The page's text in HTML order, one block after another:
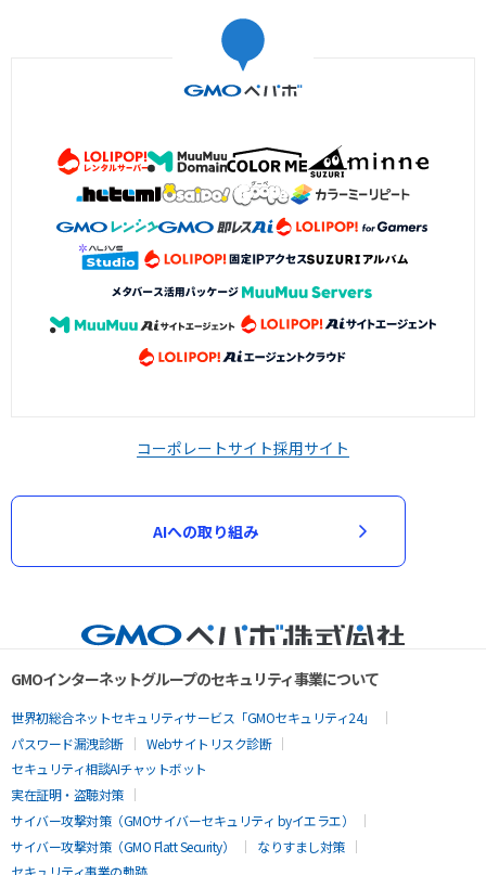
コーポレートサイト採用サイト
AIへの取り組み
GMOインターネットグループのセキュリティ事業について
世界初総合ネットセキュリティサービス「GMOセキュリティ24」
パスワード漏洩診断
Webサイトリスク診断
セキュリティ相談AIチャットボット
実在証明・盗聴対策
サイバー攻撃対策（GMOサイバーセキュリティ byイエラエ）
サイバー攻撃対策（GMO Flatt Security）
なりすまし対策
セキュリティ事業の軌跡